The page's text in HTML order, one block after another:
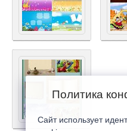
Политика
Сайт использует